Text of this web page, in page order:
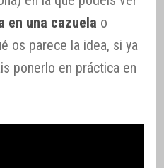
en una cazuela o
os parece la idea, si ya
ponerlo en práctica en